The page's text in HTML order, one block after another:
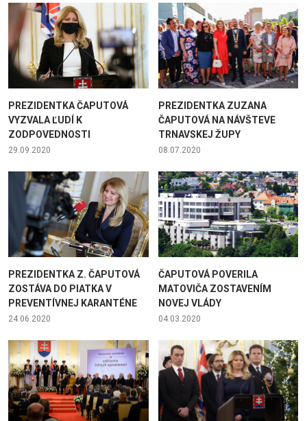
PREZIDENTKA ČAPUTOVÁ
VYZVALA ĽUDÍ K
ZODPOVEDNOSTI
29.09.2020
PREZIDENTKA ZUZANA
ČAPUTOVÁ NA NÁVŠTEVE
TRNAVSKEJ ŽUPY
08.07.2020
PREZIDENTKA Z. ČAPUTOVÁ
ZOSTÁVA DO PIATKA V
PREVENTÍVNEJ KARANTÉNE
24.06.2020
ČAPUTOVÁ POVERILA
MATOVIČA ZOSTAVENÍM
NOVEJ VLÁDY
04.03.2020